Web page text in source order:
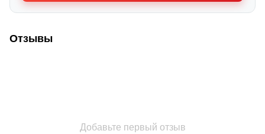
Отзывы
Добавьте первый отзыв